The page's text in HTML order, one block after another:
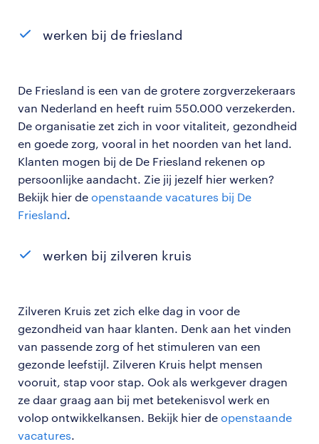
werken bij de friesland
De Friesland is een van de grotere zorgverzekeraars
van Nederland en heeft ruim 550.000 verzekerden.
De organisatie zet zich in voor vitaliteit, gezondheid
en goede zorg, vooral in het noorden van het land.
Klanten mogen bij de De Friesland rekenen op
persoonlijke aandacht. Zie jij jezelf hier werken?
Bekijk hier de openstaande vacatures bij De
Friesland.
werken bij zilveren kruis
Zilveren Kruis zet zich elke dag in voor de
gezondheid van haar klanten. Denk aan het vinden
van passende zorg of het stimuleren van een
gezonde leefstijl. Zilveren Kruis helpt mensen
vooruit, stap voor stap. Ook als werkgever dragen
ze daar graag aan bij met betekenisvol werk en
volop ontwikkelkansen. Bekijk hier de openstaande
vacatures.